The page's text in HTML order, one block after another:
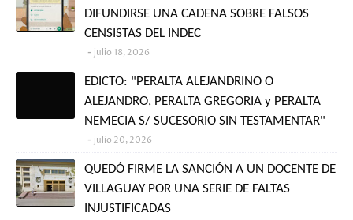
DIFUNDIRSE UNA CADENA SOBRE FALSOS
CENSISTAS DEL INDEC
julio 18, 2026
EDICTO: "PERALTA ALEJANDRINO O
ALEJANDRO, PERALTA GREGORIA y PERALTA
NEMECIA S/ SUCESORIO SIN TESTAMENTAR"
julio 20, 2026
QUEDÓ FIRME LA SANCIÓN A UN DOCENTE DE
VILLAGUAY POR UNA SERIE DE FALTAS
INJUSTIFICADAS